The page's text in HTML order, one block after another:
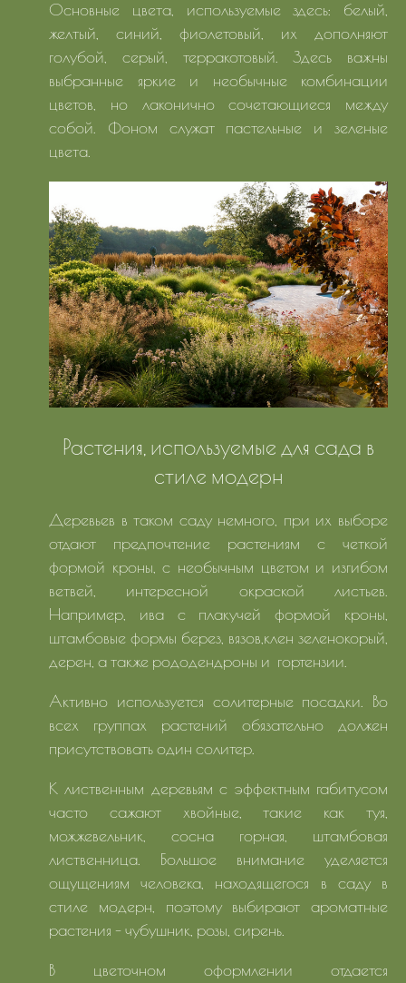
Основные цвета, используемые здесь: белый,
желтый, синий, фиолетовый, их дополняют
голубой, серый, терракотовый. Здесь важны
выбранные яркие и необычные комбинации
цветов, но лаконично сочетающиеся между
собой. Фоном служат пастельные и зеленые
цвета.
Растения, используемые для сада в
стиле модерн
Деревьев в таком саду немного, при их выборе
отдают предпочтение растениям с четкой
формой кроны, с необычным цветом и изгибом
ветвей, интересной окраской листьев.
Например, ива с плакучей формой кроны,
штамбовые формы берез, вязов,клен зеленокорый,
дерен, а также рододендроны и гортензии.
Активно используется солитерные посадки. Во
всех группах растений обязательно должен
присутствовать один солитер.
К лиственным деревьям с эффектным габитусом
часто сажают хвойные, такие как туя,
можжевельник, сосна горная, штамбовая
лиственница. Большое внимание уделяется
ощущениям человека, находящегося в саду в
стиле модерн, поэтому выбирают ароматные
растения - чубушник, розы, сирень.
В цветочном оформлении отдается